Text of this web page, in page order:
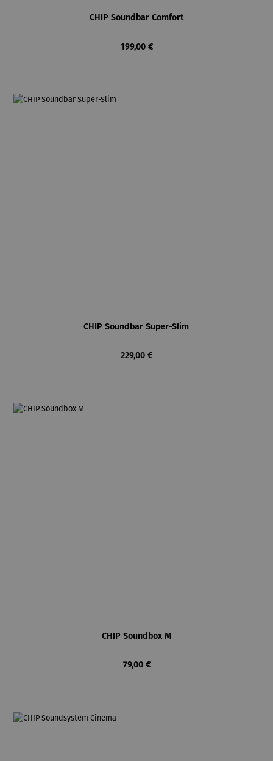
CHIP Soundbar Comfort
Regulärer Preis:
199,00 €
CHIP Soundbar Super-Slim
Regulärer Preis:
229,00 €
CHIP Soundbox M
Regulärer Preis:
79,00 €